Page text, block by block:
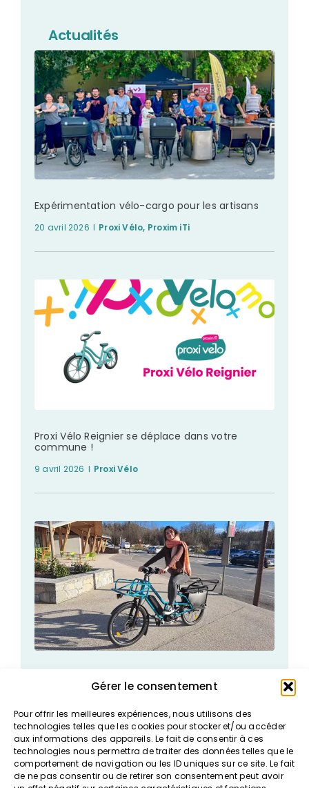
Gérer le consentement
Pour offrir les meilleures expériences, nous utilisons des
technologies telles que les cookies pour stocker et/ou accéder
aux informations des appareils. Le fait de consentir à ces
technologies nous permettra de traiter des données telles que le
comportement de navigation ou les ID uniques sur ce site. Le fait
de ne pas consentir ou de retirer son consentement peut avoir
Actualités
Expérimentation vélo-cargo pour les artisans
20 avril 2026 I Proxi Vélo, Proxim iTi
Proxi Vélo Reignier se déplace dans votre
commune !
9 avril 2026 I Proxi Vélo
nouveau point de location
19 février 2024 I Proxi Vélo
TOUTES LES ACTUALITÉS